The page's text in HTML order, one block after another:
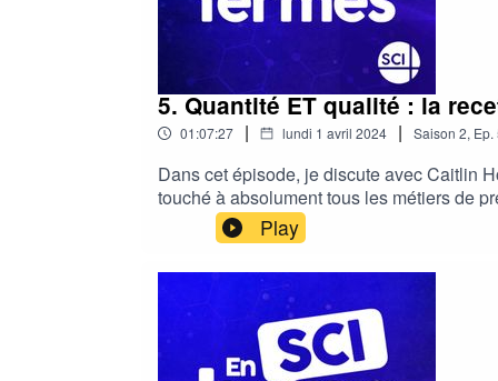
5. Quantité ET qualité : la
01:07:27 | lundi 1 avril 2024 | Saison 2, Ep.
Dans cet épisode, je discute avec Caitlin
touché à absolument tous les métiers de
mais attention - notre conversation est
l'épisode sous-titré en français sur
BONSTERMES pour avoir 15 % de
SpaceSciShow KidsSciShow
le podcast où on parle avec des
elle-même vulgarisatrice — sur YouTube et
Play